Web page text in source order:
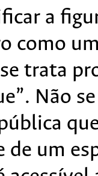
a
como
trata
Não
um